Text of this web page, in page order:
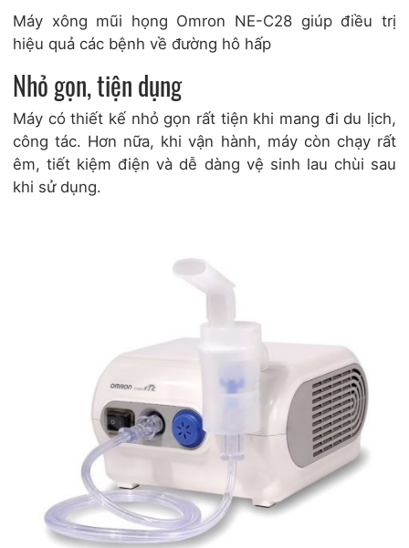
Máy xông mũi họng Omron NE-C28 giúp điều trị
hiệu quả các bệnh về đường hô hấp
Nhỏ gọn, tiện dụng
Máy có thiết kế nhỏ gọn rất tiện khi mang đi du lịch,
công tác. Hơn nữa, khi vận hành, máy còn chạy rất
êm, tiết kiệm điện và dễ dàng vệ sinh lau chùi sau
khi sử dụng.